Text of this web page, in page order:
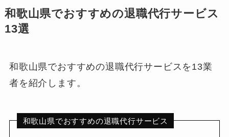
和歌山県でおすすめの退職代行サービス
13選
和歌山県でおすすめの退職代行サービスを13業
者を紹介します。
和歌山県でおすすめの退職代行サービス